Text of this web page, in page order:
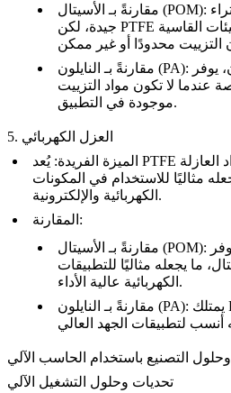
مقارنةً بـ الأسيتال (POM): يوفر الأسيتال مقاومة اهتراء
جيدة، لكن PTFE يتفوق في التطبيقات ذات البيئات القاسية
مقارنةً بـ النايلون (PA): رغم متانة النايلون، يوفر PTFE
عندما لا تكون مواد التزييت
موجودة في التطبيق.
5. العزل الكهربائي
الميزة الفريدة: يُعد PTFE واحدًا من أفضل المواد العازلة
مثاليًا للاستخدام في المكونات
الكهربائية والإلكترونية.
المقارنة :
مقارنةً بـ الأسيتال (POM): يوفر PTFE خواص عزل كهربائي
ما يجعله مثاليًا للتطبيقات
الكهربائية عالية الأداء.
مقارنةً بـ النايلون (PA): يمتلك PTFE خواص عزل كهربائي
تحديات وحلول التشغيل الآلي